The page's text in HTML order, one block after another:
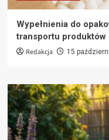
Wypełnienia do
transportu produktów
Redakcja 15